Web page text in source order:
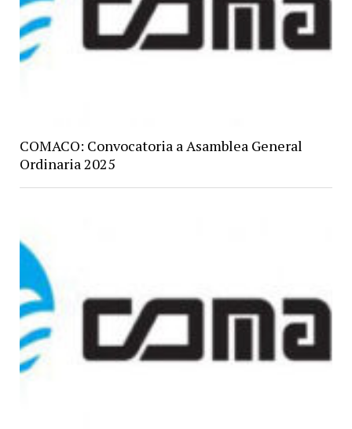
COMACO: Convocatoria a Asamblea General
Ordinaria 2025